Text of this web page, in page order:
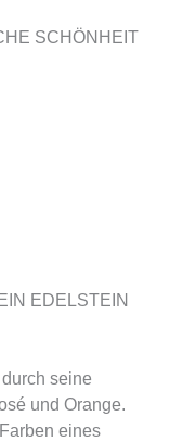
SCHÖNHEIT
EDELSTEIN
seine
und Orange.
eines